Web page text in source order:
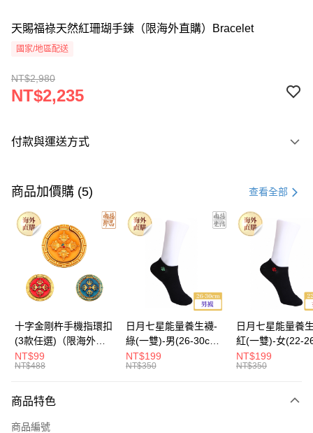
天賜福祿天然紅珊瑚手鍊（限海外直購）Bracelet
國家/地區配送
NT$2,980
NT$2,235
付款與運送方式
信用卡一次付款
Apple Pay
Google Pay
運送方式
海外國際空運 查看運費
商品加價購 (5) 查看全部
十字金剛杵手機指環扣
(3款任選)（限海外直
購）Ring Holder
NT$99
NT$488
日月七星能量養生襪-
綠(一雙)-男(26-30cm)-
船型（限海外直購）
Socks
NT$199
NT$350
日月七星能量養
紅(一雙)-女(22-
-船型 （限海外
Socks
NT$199
NT$350
商品特色
商品編號